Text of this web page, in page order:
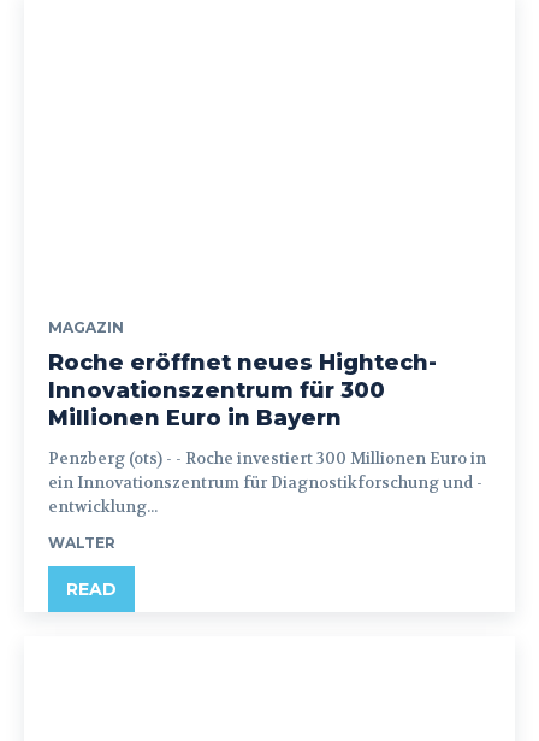
MAGAZIN
Roche eröffnet neues Hightech-
Innovationszentrum für 300
Millionen Euro in Bayern
Penzberg (ots) - - Roche investiert 300 Millionen Euro in
ein Innovationszentrum für Diagnostikforschung und -
entwicklung...
WALTER
READ